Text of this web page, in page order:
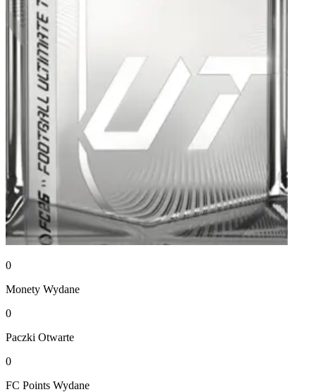
0
Monety Wydane
0
Paczki Otwarte
0
FC Points Wydane